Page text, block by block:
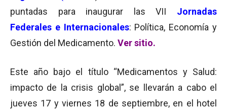
puntadas para inaugurar las VII Jornadas
Federales e Internacionales: Política, Economía y
Gestión del Medicamento. Ver sitio.
Este año bajo el título “Medicamentos y Salud:
impacto de la crisis global”, se llevarán a cabo el
jueves 17 y viernes 18 de septiembre, en el hotel